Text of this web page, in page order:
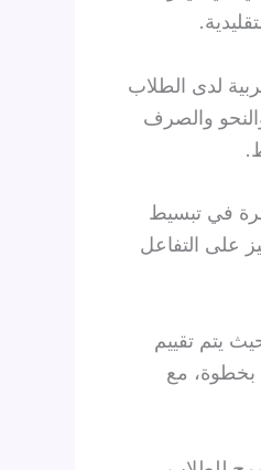
لدى الطلاب
والصرف
في تبسيط
على التفاعل
يتم تقييم
بخطوة، مع